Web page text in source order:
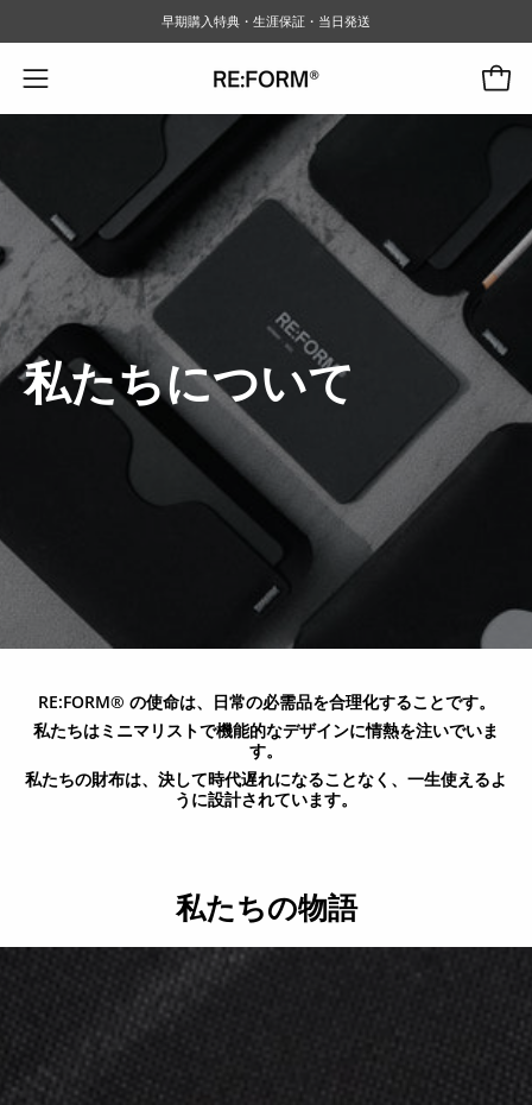
ン
ス
ッ
早期購入特典・生涯保証・当日発送
ナ
シ
ン
ニ
ュ
ー
カー
私たちについて
RE:FORM® の使命は、日常の必需品を合理化することです。
私たちはミニマリストで機能的なデザインに情熱を注いでいま
す。
私たちの財布は、決して時代遅れになることなく、一生使えるよ
うに設計されています。
私たちの物語